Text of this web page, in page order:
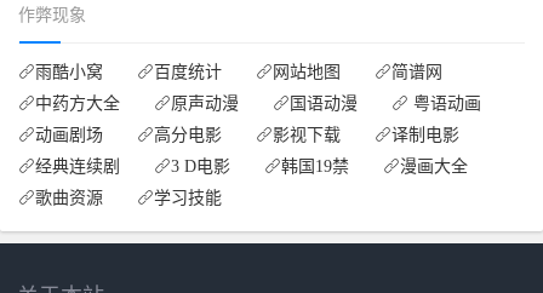
作弊现象
雨酷小窝 百度统计 网站地图
简谱网
中药方大全
原声动漫 国语动漫
粤语动画
动画剧场
高分电影 影视下载
译制电影
经典连续剧
3 D电影 韩国19禁
漫画大全
歌曲资源
学习技能